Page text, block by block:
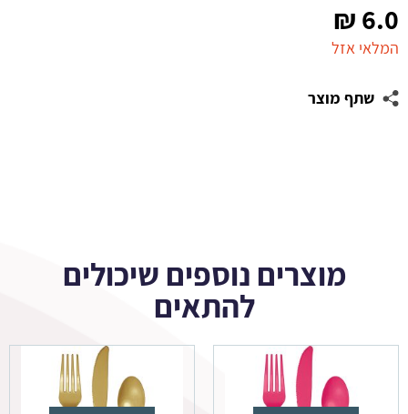
6.0
₪
המלאי אזל
שתף מוצר
מוצרים נוספים שיכולים
להתאים